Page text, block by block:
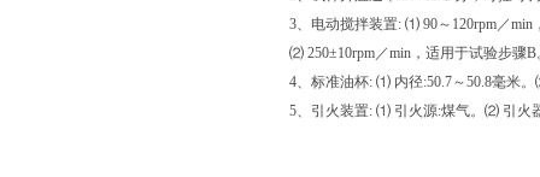
3、电动搅拌装置: ⑴ 90～120rpm／
⑵ 250±10rpm／min，适用于试验步骤B
4、标准油杯: ⑴ 内径:50.7～50.8毫米
5、引火装置: ⑴ 引火源:煤气。⑵ 引火